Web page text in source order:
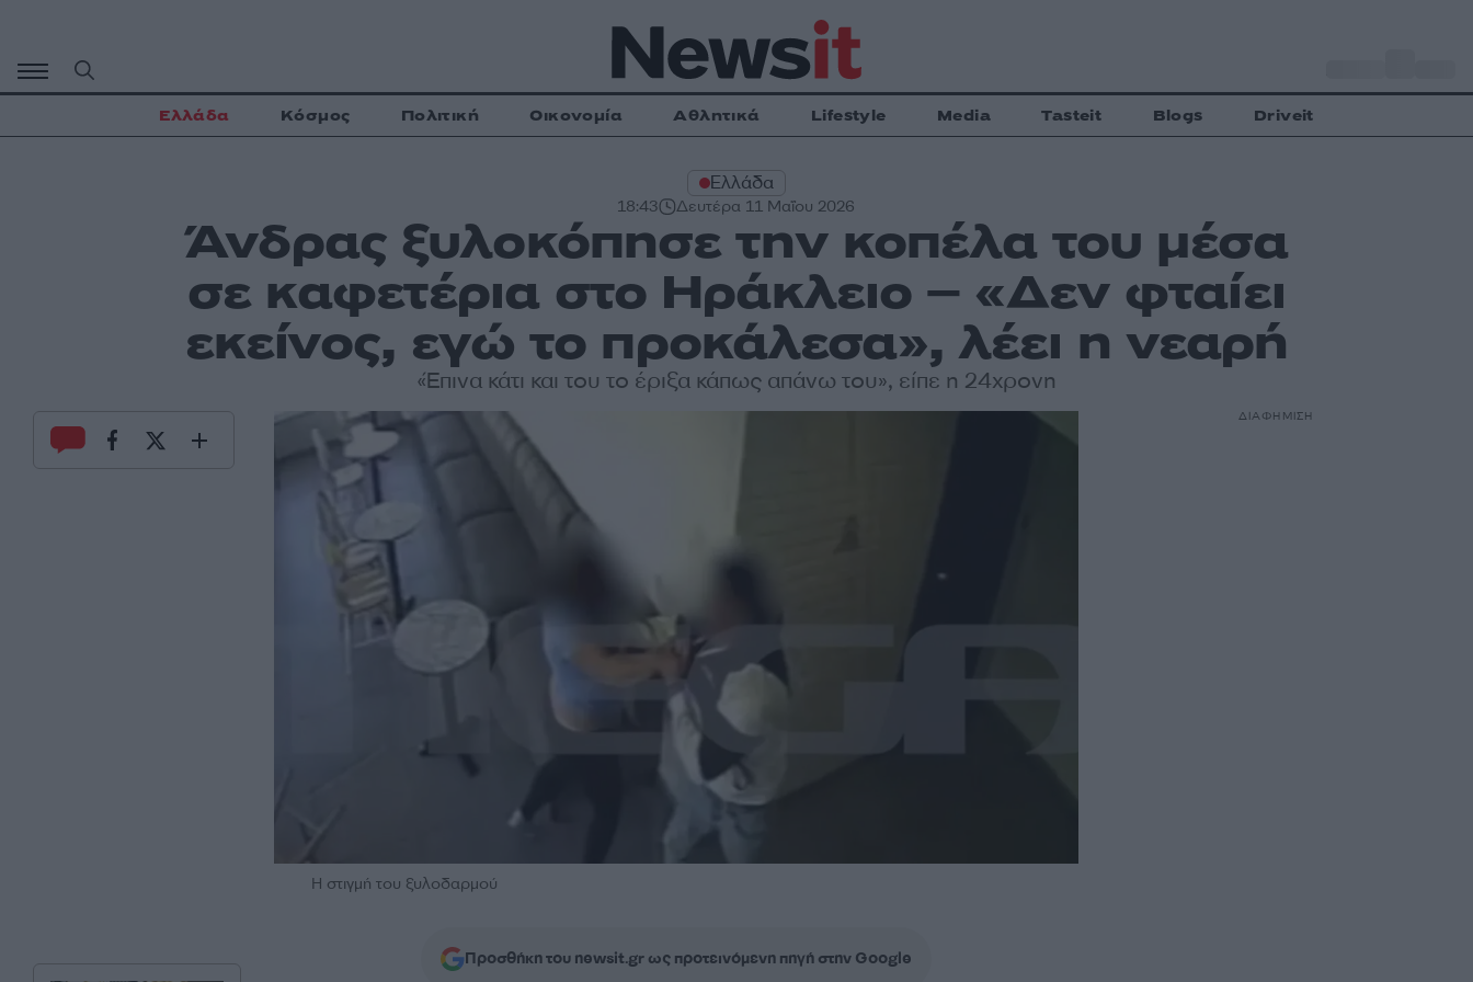
περιεχόμενο
Ελλάδα Κόσμος Πολιτική Οικονομία Αθλητικά Lifestyle Media Tasteit Blogs Driveit
Ελλάδα
18:43 Δευτέρα 11 Μαΐου 2026
Άνδρας ξυλοκόπησε την κοπέλα του μέσα
σε καφετέρια στο Ηράκλειο – «Δεν φταίει
εκείνος, εγώ το προκάλεσα», λέει η νεαρή
«Έπινα κάτι και του το έριξα κάπως απάνω του», είπε η 24χρονη
Η στιγμή του ξυλοδαρμού
Προσθήκη του newsit.gr ως προτεινόμενη πηγή στην Google
ΔΙΑΦΗΜΙΣΗ